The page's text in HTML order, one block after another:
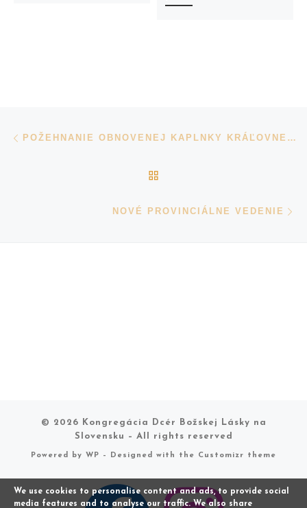
Navigácia v príspevkoch
POŽEHNANIE OBNOVENEJ KAPLNKY KRÁĽOVNEJ ANJELOV V IVANKE PRI DUNAJI
NOVÉ PROVINCIÁLNE VEDENIE
© 2026
Kongregácia Dcér Božskej Lásky na
Slovensku
– All rights reserved
Powered by WP – Designed with the Customizr theme
We use cookies to personalise content and ads, to provide social
media features and to analyse our traffic. We also share